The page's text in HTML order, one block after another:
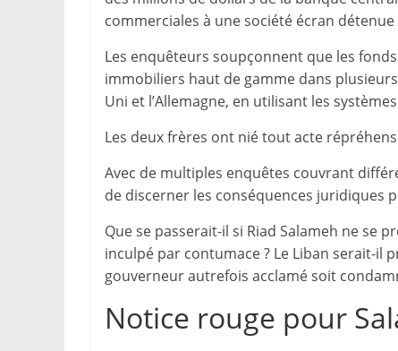
commerciales à une société écran
Les enquêteurs soupçonnent que les
immobiliers haut de gamme dans
Uni et l’Allemagne, en utilisant les
Les deux frères ont nié tout acte
Avec de multiples enquêtes couvrant
de discerner les conséquences juridiques
Que se passerait-il si Riad Salameh ne se
inculpé par contumace ? Le Liban serait-il
gouverneur autrefois acclamé soit
Notice rouge pour